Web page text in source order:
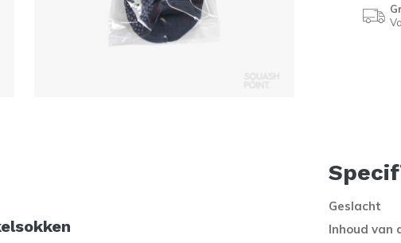
Geslacht
Inhoud van